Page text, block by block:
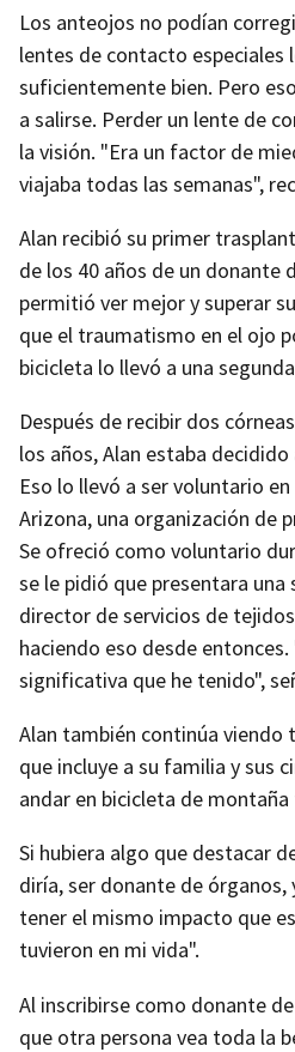
Los anteojos no podían
lentes de contacto especiales
suficientemente bien. Pero
a salirse. Perder un lente de
la visión. "Era un factor de
viajaba todas las semanas",
Alan recibió su primer
de los 40 años de un donante
permitió ver mejor y superar
que el traumatismo en el ojo
bicicleta lo llevó a una
Después de recibir dos
los años, Alan estaba
Eso lo llevó a ser voluntario
Arizona, una organización de
Se ofreció como voluntario
se le pidió que presentara una
director de servicios de
haciendo eso desde
significativa que he tenido",
Alan también continúa viendo
que incluye a su familia y sus
andar en bicicleta de
Si hubiera algo que destacar
diría, ser donante de órganos,
tener el mismo impacto que
tuvieron en mi vida".
Al inscribirse como donante
que otra persona vea toda la